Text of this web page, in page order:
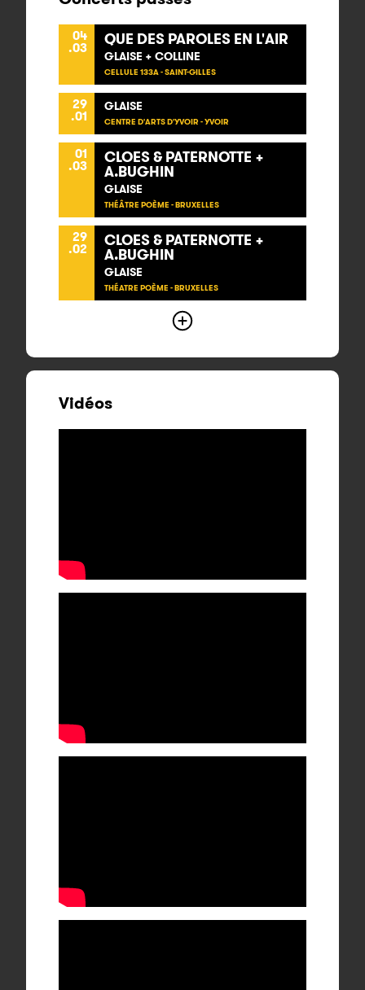
04
.03 QUE DES PAROLES EN L'AIR
GLAISE + COLLINE
CELLULE 133A - SAINT-GILLES
29
.01
GLAISE
CENTRE D'ARTS D'YVOIR - YVOIR
01
.03 CLOES & PATERNOTTE +
A.BUGHIN
GLAISE
THÉÂTRE POÈME - BRUXELLES
29
.02 CLOES & PATERNOTTE +
A.BUGHIN
GLAISE
THÉATRE POÈME - BRUXELLES
Vidéos